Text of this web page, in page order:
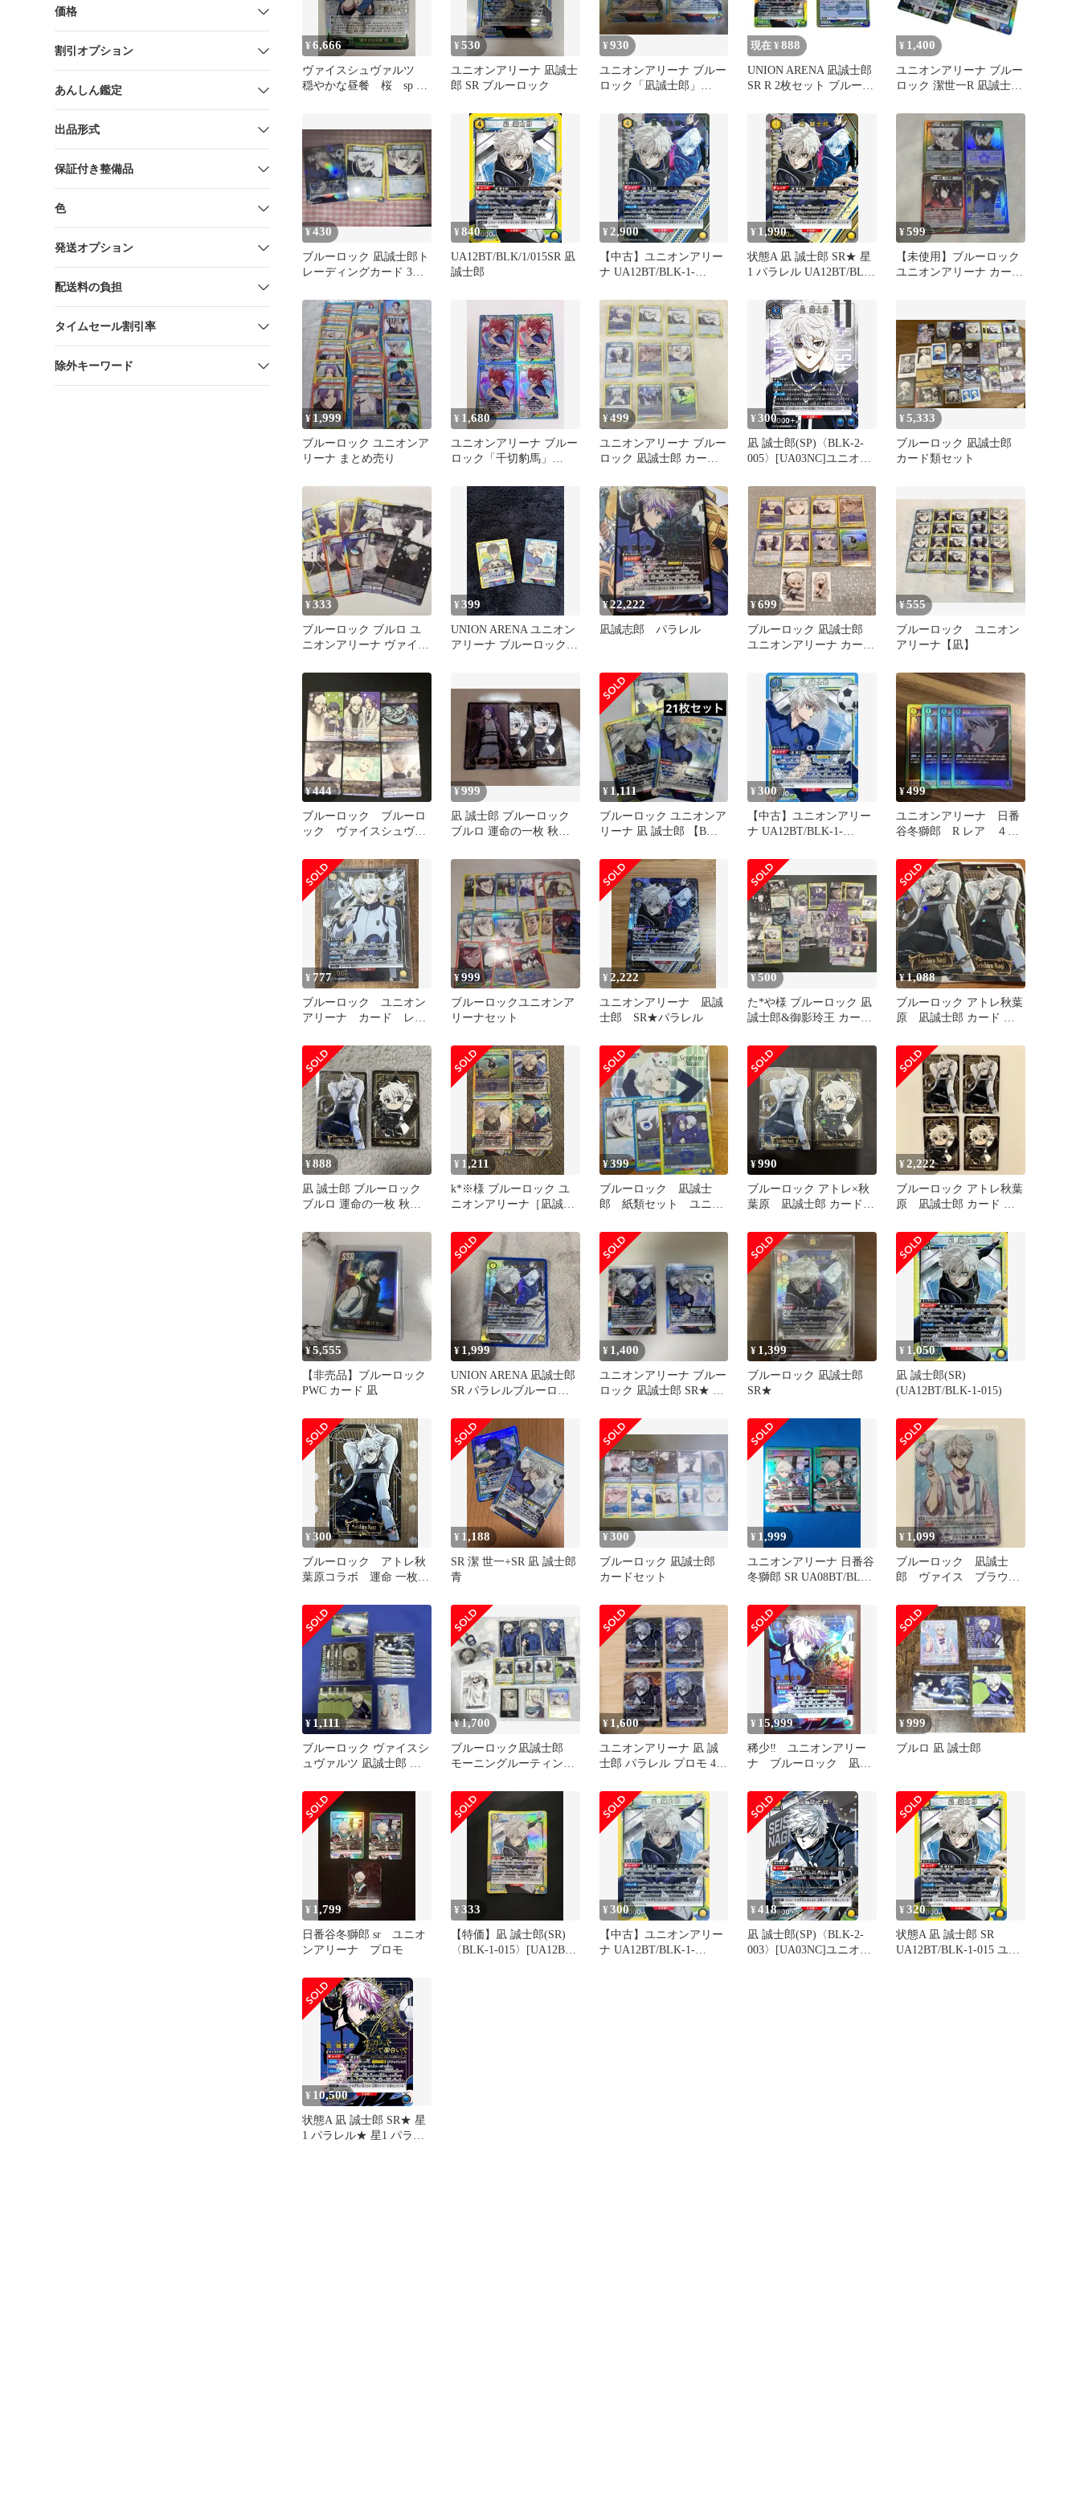
価格
割引オプション
あんしん鑑定
出品形式
保証付き整備品
色
発送オプション
配送料の負担
タイムセール割引率
除外キーワード
¥6,666
ヴァイスシュヴァルツ
穏やかな昼餐 桜 sp サ
¥530
ユニオンアリーナ 凪誠士
郎 SR ブルーロック
¥930
ユニオンアリーナ ブルー
ロック「凪誠士郎」
セット
現在 ¥ 888
UNION ARENA 凪誠士郎
SR R 2枚セット ブルーロ
¥ 1,400
ユニオンアリーナ ブルー
ロック 潔世一R 凪誠士郎
¥430
ブルーロック 凪誠士郎ト
レーディングカード 3枚
¥840
UA12BT/BLK/1/015SR 凪
誠士郎
¥ 2,900
【中古】ユニオンアリー
ナ UA12BT/BLK-1-
郎
¥ 1,990
状態A 凪 誠士郎 SR★ 星
1 パラレル UA12BT/BLK-
UNION ARENA ユニアリ
¥599
【未使用】ブルーロック
ユニオンアリーナ カード
¥ 1,999
ブルーロック ユニオンア
リーナ まとめ売り
¥ 1,680
ユニオンアリーナ ブルー
ロック「千切豹馬」
セット 青
¥499
ユニオンアリーナ ブルー
ロック 凪誠士郎 カード
¥300
凪 誠士郎(SP)〈BLK-2-
005〉[UA03NC]ユニオン
¥5,333
ブルーロック 凪誠士郎
カード類セット
¥333
ブルーロック ブルロ ユ
ニオンアリーナ ヴァイス
王
¥399
UNION ARENA ユニオン
アリーナ ブルーロック
¥22,222
凪誠志郎 パラレル
¥699
ブルーロック 凪誠士郎
ユニオンアリーナ カード
¥555
ブルーロック ユニオン
アリーナ【凪】
¥444
ブルーロック ブルーロ
ック ヴァイスシュヴァ
¥999
凪 誠士郎 ブルーロック
ブルロ 運命の一枚 秋葉
¥ 1,111
ブルーロック ユニオンア
リーナ 凪 誠士郎 【B】
¥300
【中古】ユニオンアリー
ナ UA12BT/BLK-1-
¥499
ユニオンアリーナ 日番
谷冬獅郎 R レア ４枚
¥ 777
ブルーロック ユニオン
アリーナ カード レ
¥999
ブルーロックユニオンア
リーナセット
¥ 2,222
ユニオンアリーナ 凪誠
士郎 SR★パラレル
¥500
た*や様 ブルーロック 凪
誠士郎&御影玲王 カード
¥1,088
ブルーロック アトレ秋葉
原 凪誠士郎 カード 購
¥888
凪 誠士郎 ブルーロック
ブルロ 運命の一枚 秋葉
¥ 1,211
k*※様 ブルーロック ユ
ニオンアリーナ［凪誠士
¥399
ブルーロック 凪誠士
郎 紙類セット ユニオ
ャタウン
¥990
ブルーロック アトレ×秋
葉原 凪誠士郎 カード
¥2,222
ブルーロック アトレ秋葉
原 凪誠士郎 カード 購
¥5,555
【非売品】ブルーロック
PWC カード 凪
¥ 1,999
UNION ARENA 凪誠士郎
SR パラレルブルーロッ
¥ 1,400
ユニオンアリーナ ブルー
ロック 凪誠士郎 SR★ と
¥ 1,399
ブルーロック 凪誠士郎
SR★
¥ 1,050
凪 誠士郎(SR)
(UA12BT/BLK-1-015)
¥300
ブルーロック アトレ秋
葉原コラボ 運命 一枚
¥ 1,188
SR 潔 世一+SR 凪 誠士郎
青
¥300
ブルーロック 凪誠士郎
カードセット
¥ 1,999
ユニオンアリーナ 日番谷
冬獅郎 SR UA08BT/BLC-
¥ 1,099
ブルーロック 凪誠士
郎 ヴァイス ブラウな
¥ 1,111
ブルーロック ヴァイスシ
ュヴァルツ 凪誠士郎 セ
¥1,700
ブルーロック凪誠士郎
モーニングルーティン
缶バッジセット
¥ 1,600
ユニオンアリーナ 凪 誠
士郎 パラレル プロモ 4枚
¥ 15,999
稀少‼️ ユニオンアリー
ナ ブルーロック 凪
ル
¥999
ブルロ 凪 誠士郎
¥ 1,799
日番谷冬獅郎 sr ユニオ
ンアリーナ プロモ
¥333
【特価】凪 誠士郎(SR)
〈BLK-1-015〉[UA12BT]
¥300
【中古】ユニオンアリー
ナ UA12BT/BLK-1-
¥418
凪 誠士郎(SP)〈BLK-2-
003〉[UA03NC]ユニオン
¥320
状態A 凪 誠士郎 SR
UA12BT/BLK-1-015 ユニ
¥ 10,500
状態A 凪 誠士郎 SR★ 星
1 パラレル★ 星1 パラレ